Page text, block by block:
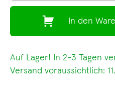
In den
Auf Lager! In 2-3 Tagen
Versand voraussichtlich: